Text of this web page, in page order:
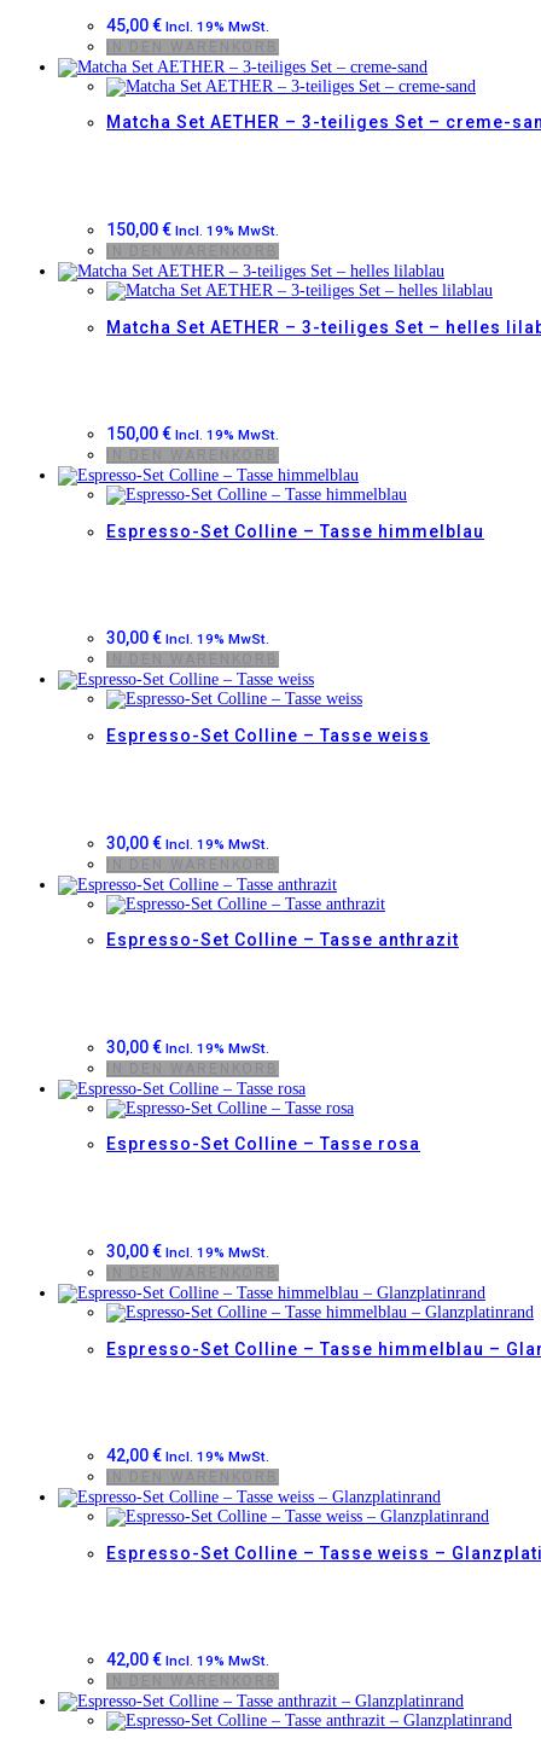
45,00€ Incl. 19% MwSt.
Matcha Set AETHER – 3-teiliges Set – creme-
150,00€ Incl. 19% MwSt.
Matcha Set AETHER – 3-teiliges Set – helles
150,00€ Incl. 19% MwSt.
Espresso-Set Colline – Tasse himmelblau
30,00€ Incl. 19% MwSt.
Espresso-Set Colline – Tasse weiss
30,00€ Incl. 19% MwSt.
Espresso-Set Colline – Tasse anthrazit
30,00€ Incl. 19% MwSt.
Espresso-Set Colline – Tasse rosa
30,00€ Incl. 19% MwSt.
Espresso-Set Colline – Tasse himmelblau –
42,00€ Incl. 19% MwSt.
Espresso-Set Colline – Tasse weiss –
42,00€ Incl. 19% MwSt.